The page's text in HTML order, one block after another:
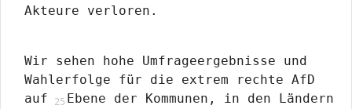
Akteure verloren.
Wir sehen hohe Umfrageergebnisse und
Wahlerfolge für die extrem rechte AfD
auf
Ebene der Kommunen, in den Ländern